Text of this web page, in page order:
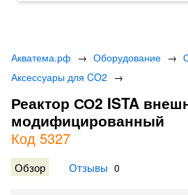
Акватема.рф → Оборудование →
Аксессуары для CO2 →
Реактор СО2 ISTA
модифицированный
Код 5327
Обзор Отзывы 0